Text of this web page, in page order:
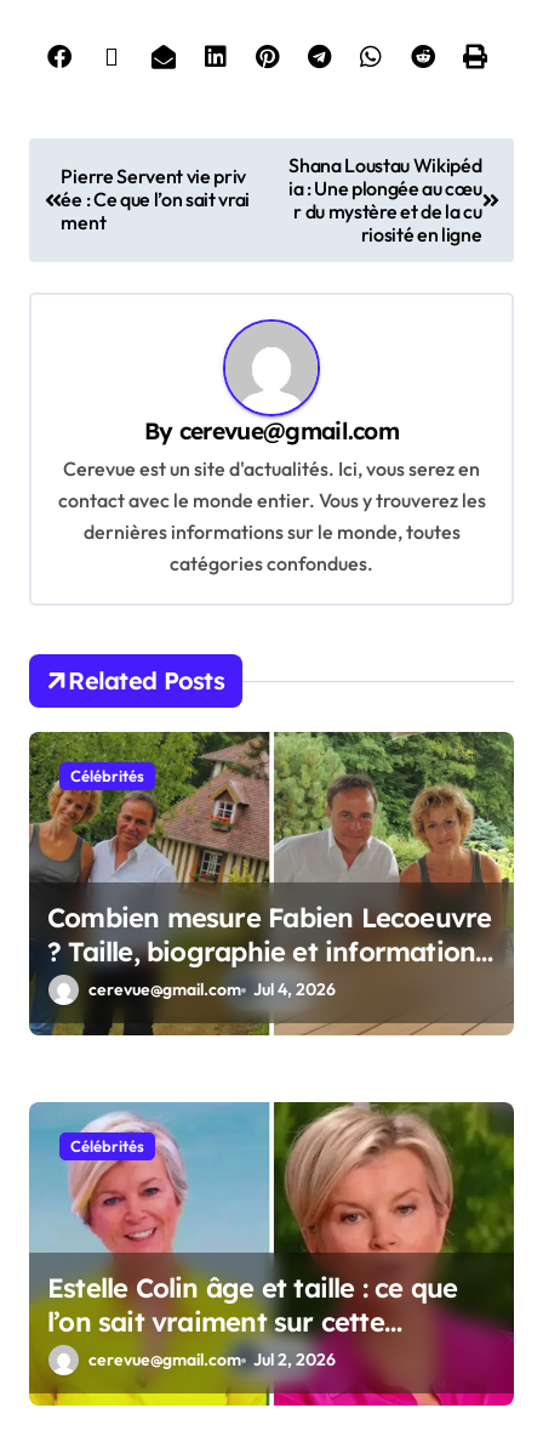
o
i
Pierre Servent vie priv
ée : Ce que l’on sait vrai
ment
Shana Loustau Wikipéd
ia : Une plongée au cœu
r du mystère et de la cu
riosité en ligne
By cerevue@gmail.com
Cerevue est un site d'actualités. Ici, vous serez en
contact avec le monde entier. Vous y trouverez les
dernières informations sur le monde, toutes
catégories confondues.
Related Posts
Célébrités
Combien mesure Fabien Lecoeuvre
? Taille, biographie et informations
complètes
cerevue@gmail.com Jul 4, 2026
Célébrités
Estelle Colin âge et taille : ce que
l’on sait vraiment sur cette
personnalité
cerevue@gmail.com Jul 2, 2026